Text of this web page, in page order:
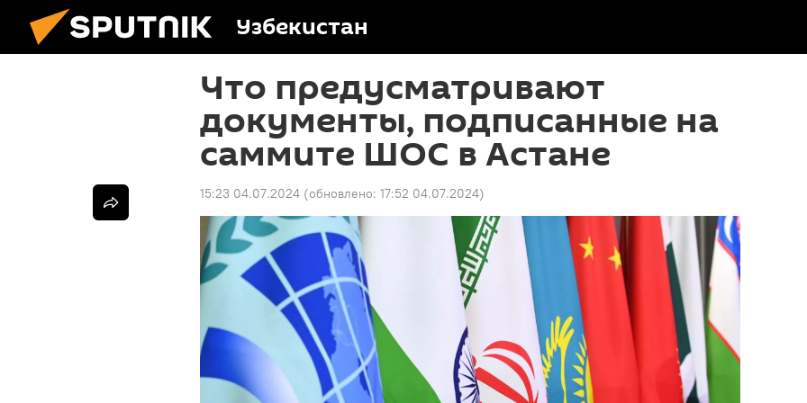
Узбекистан
Что предусматривают
документы, подписанные на
саммите ШОС в Астане
15:23 04.07.2024 (обновлено: 17:52 04.07.2024)